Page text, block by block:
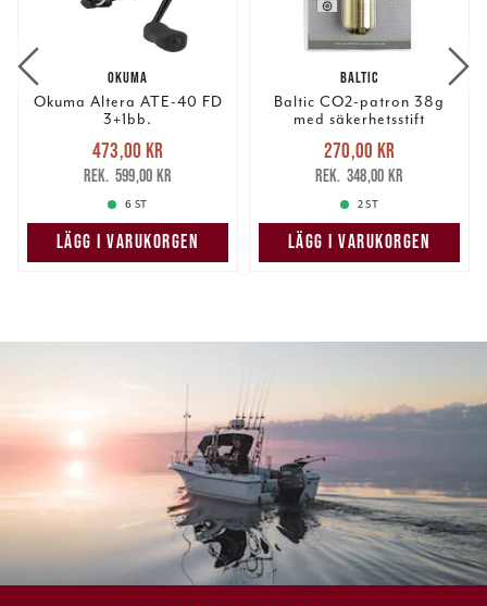
OKUMA
Okuma Altera ATE-40 FD
3+1bb.
Nuvarande pris
473,00 krTidigare pris
599,00 kr
473,00 kr
599,00 kr
6 ST
LÄGG I VARUKORGEN
BALTIC
Baltic CO2-patron 38g
med säkerhetsstift
Nuvarande pris
270,00 krTidigare pris
348,00 kr
270,00 kr
348,00 kr
2 ST
LÄGG I VARUKORGEN